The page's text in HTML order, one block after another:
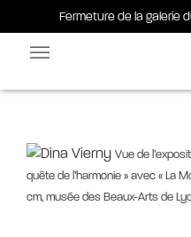
Fermeture de la galerie
Fermeture de la galerie
Vue de
quête de l’harmonie » avec « La
cm, musée des Beaux-Arts de